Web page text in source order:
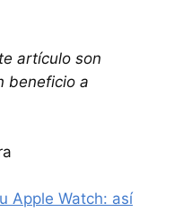
artículo son
beneficio a
Apple Watch: así